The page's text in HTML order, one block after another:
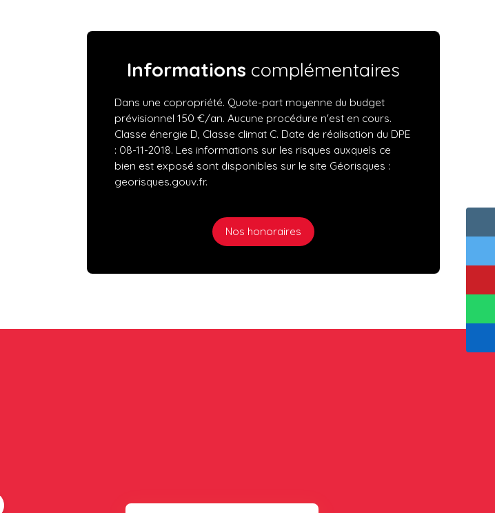
Informations complémentaires
Dans une copropriété. Quote-part moyenne du budget
prévisionnel 150 €/an. Aucune procédure n'est en cours.
Classe énergie D, Classe climat C. Date de réalisation du DPE
: 08-11-2018. Les informations sur les risques auxquels ce
bien est exposé sont disponibles sur le site Géorisques :
georisques.gouv.fr.
Nos honoraires